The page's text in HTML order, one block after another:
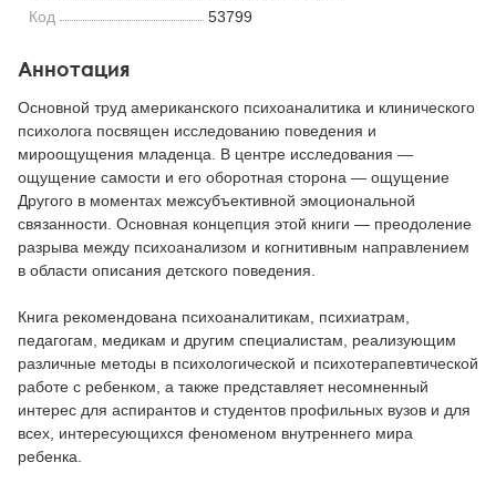
Код
53799
Аннотация
Основной труд американского психоаналитика и клинического
психолога посвящен исследованию поведения и
мироощущения младенца. В центре исследования —
ощущение самости и его оборотная сторона — ощущение
Другого в моментах межсубъективной эмоциональной
связанности. Основная концепция этой книги — преодоление
разрыва между психоанализом и когнитивным направлением
в области описания детского поведения.
Книга рекомендована психоаналитикам, психиатрам,
педагогам, медикам и другим специалистам, реализующим
различные методы в психологической и психотерапевтической
работе с ребенком, а также представляет несомненный
интерес для аспирантов и студентов профильных вузов и для
всех, интересующихся феноменом внутреннего мира
ребенка.